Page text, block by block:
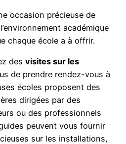
occasion précieuse de
académique
chaque école a à offrir.
des visites sur les
de prendre rendez-vous à
écoles proposent des
dirigées par des
ou des professionnels
peuvent vous fournir
sur les installations,